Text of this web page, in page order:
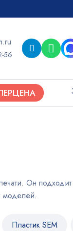
56
Он
моделей.
Пластик SEM